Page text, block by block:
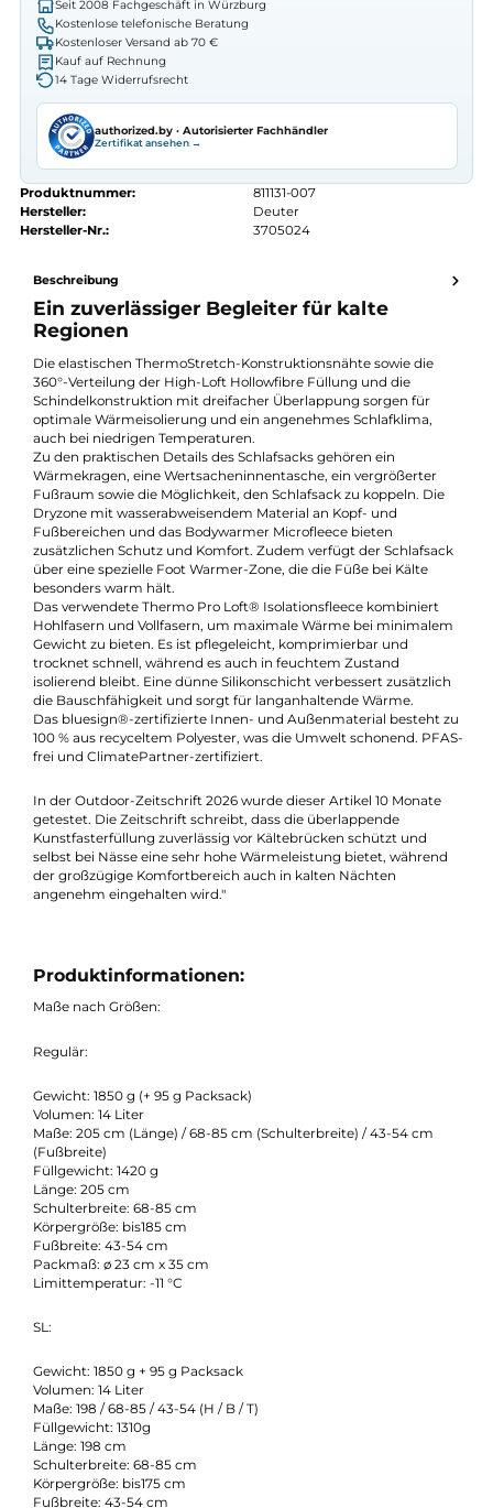
Sie erhalten ein unverbindliches Angebot
AutorisierterDeuter
Kostenlose telefonische Beratung
Kostenloser Versand ab 70 €
Kauf auf Rechnung
14 Tage Widerrufsrecht
authorized.by · Autorisierter Fachhändler
Produktnummer:
811131-007
Hersteller:
Beschreibung
Ein zuverlässiger Begleiter für kalte
Regionen
Die elastischen ThermoStretch-Konstruktionsnähte sowie die
360°-Verteilung der High-Loft Hollowfibre Füllung und die
Schindelkonstruktion mit dreifacher Überlappung sorgen für
optimale Wärmeisolierung und ein angenehmes Schlafklima,
auch bei niedrigen Temperaturen.
Zu den praktischen Details des Schlafsacks gehören ein
Wärmekragen, eine Wertsacheninnentasche, ein vergrößerter
Fußraum sowie die Möglichkeit, den Schlafsack zu koppeln. Die
Dryzone mit wasserabweisendem Material an Kopf- und
Fußbereichen und das Bodywarmer Microfleece bieten
zusätzlichen Schutz und Komfort. Zudem verfügt der
über eine spezielle Foot Warmer-Zone, die die Füße bei Kälte
besonders warm hält.
Das verwendete Thermo Pro Loft® Isolationsfleece kombiniert
Gewicht zu bieten. Es ist pflegeleicht, komprimierbar und
trocknet schnell, während es auch in feuchtem Zustand
isolierend bleibt. Eine dünne Silikonschicht verbessert
die Bauschfähigkeit und sorgt für langanhaltende Wärme.
Das bluesign®-zertifizierte Innen- und Außenmaterial besteht
In der Outdoor-Zeitschrift 2026 wurde dieser Artikel 10 Monate
getestet. Die Zeitschrift schreibt, dass die überlappende
selbst bei Nässe eine sehr hohe Wärmeleistung bietet,
der großzügige Komfortbereich auch in kalten Nächten
Produktinformationen:
Maße nach Größen:
Regulär:
Volumen: 14 Liter
(Fußbreite)
Füllgewicht: 1420 g
Länge: 205 cm
Schulterbreite: 68-85 cm
Körpergröße: bis185 cm
Fußbreite: 43-54 cm
Packmaß: ø 23 cm x 35 cm